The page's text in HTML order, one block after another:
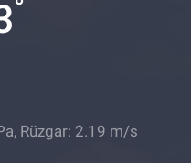
°
Rüzgar: 2.19 m/s